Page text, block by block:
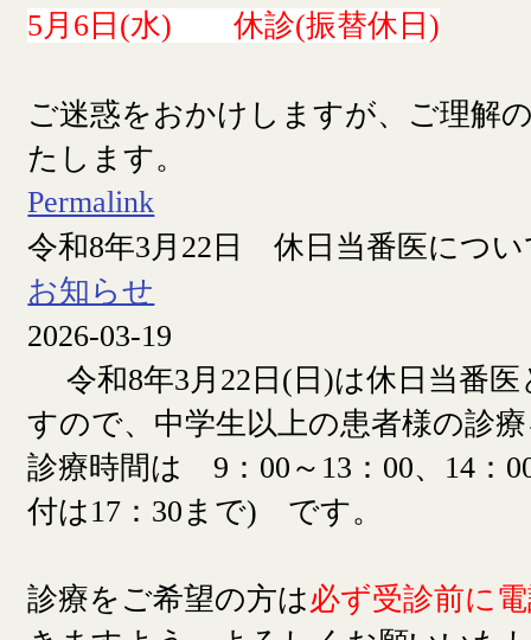
5月6日(水) 休診(振替休日)
ご迷惑をおかけしますが、ご理解
たします。
Permalink
令和8年3月22日 休日当番医につい
お知らせ
2026-03-19
令和8年3月22日(日)は休日当番
すので、中学生以上の患者様の診
診療時間は 9：00～13：00、14：
付は17：30まで) です。
診療をご希望の方は必ず受診前に